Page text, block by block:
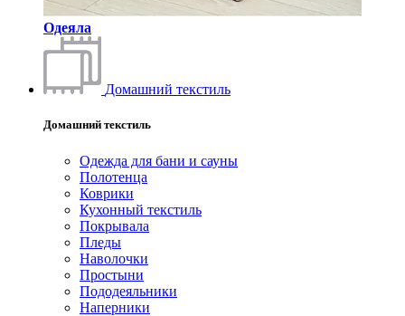
Одеяла
Домашний текстиль
Домашний текстиль
Одежда для бани и сауны
Полотенца
Коврики
Кухонный текстиль
Покрывала
Пледы
Наволочки
Простыни
Пододеяльники
Наперники